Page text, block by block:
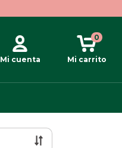
Mi cuenta Mi carrito
0